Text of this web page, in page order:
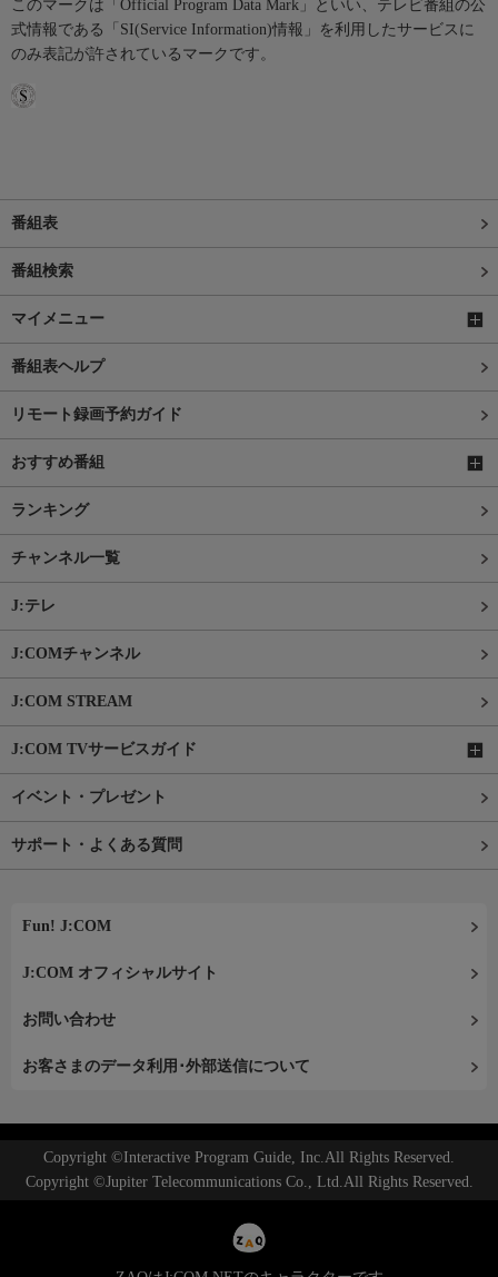
このマークは「Official Program Data Mark」といい、テレビ番組の公
式情報である「SI(Service Information)情報」を利用したサービスに
のみ表記が許されているマークです。
番組表
番組検索
マイメニュー
番組表ヘルプ
リモート録画予約ガイド
おすすめ番組
ランキング
チャンネル一覧
J:テレ
J:COMチャンネル
J:COM STREAM
J:COM TVサービスガイド
イベント・プレゼント
サポート・よくある質問
Fun! J:COM
J:COM オフィシャルサイト
お問い合わせ
お客さまのデータ利用･外部送信について
Copyright ©Interactive Program Guide, Inc.All Rights Reserved.
Copyright ©Jupiter Telecommunications Co., Ltd.All Rights Reserved.